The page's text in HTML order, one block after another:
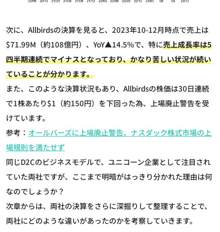
次に、Allbirdsの決算を見ると、2023年10-12月時点で売上は
$71.99M（約108億円）、YoY▲14.5%で、特に売上成長率は5
四半期連続でマイナスとなっており、かなり苦しい状況が続い
ていることが分かります。
また、このような決算状況もあり、Allbirdsの株価は30日連続
で1株あたり$1（約150円）を下回った為、上場廃止警告を受
けています。
参考： オールバーズに上場廃止警告、ナスダック株式市場の上
場規則を満たせず
同じD2Cのビジネスモデルで、ユニコーン企業として注目され
ていた両社ですが、ここまで明暗がはっきり分かれた理由は何
なのでしょうか？
次章からは、両社の決算をさらに深掘りして整理することで、
両社にどのような違いがあったのかを考察していきます。